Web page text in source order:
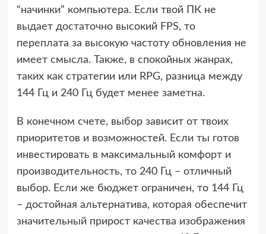
“начинки” компьютера. Если твой ПК не
выдает достаточно высокий FPS, то
переплата за высокую частоту обновления не
имеет смысла. Также, в спокойных жанрах,
таких как стратегии или RPG, разница между
144 Гц и 240 Гц будет менее заметна.
В конечном счете, выбор зависит от твоих
приоритетов и возможностей. Если ты готов
инвестировать в максимальный комфорт и
производительность, то 240 Гц – отличный
выбор. Если же бюджет ограничен, то 144 Гц
– достойная альтернатива, которая обеспечит
значительный прирост качества изображения